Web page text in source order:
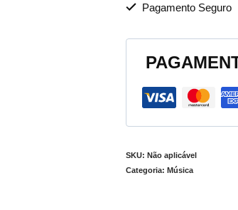
Pagamento Seguro
SKU: Não aplicável
Categoria: Música